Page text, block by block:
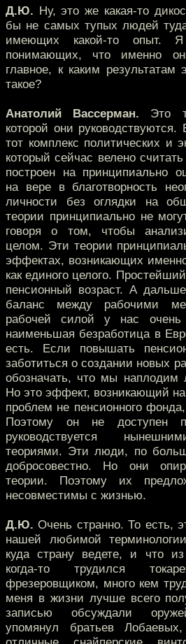
Д.Ю. Ну, это же какая-то
бы не самых тупых людей
имеющих какой-то опыт.
понимающих, что именно
главное, к каким результатам
такое?
Анатолий Вассерман. Это
которой они
тот комплекс политических и
который сейчас велено
построен на принципиально
на вере в благотворность
личности без оглядки на
теории принципиально не
говоря о том, чтобы
целом. Эти теории
эффектах, возникающих
как единого целого.
пенсионный возраст. А
баланс между рабочими
рабочей силой у нас
наименьшая безработица в
есть. Если повышать
заботиться о создании новых
обозначать, что мы наплодим
Но это эффект, возникающий
проблем не пенсионного
Поэтому он не доступен
руководствуется
теориями. Эти люди, по
добросовестно. Но они
теории. Поэтому их
несовместимы с жизнью.
Д.Ю. Очень странно. То есть,
нашей любимой
куда страну ведете, и что
когда-то трудился
фрезеровщиком, много кем
меня в жизни лучше всего
записью обсуждали
упомянул братьев